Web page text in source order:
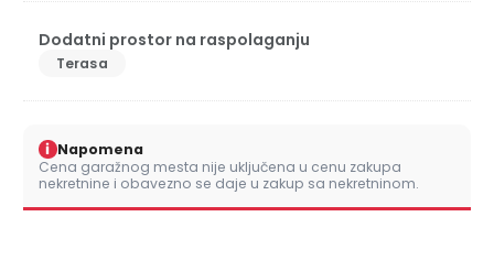
Dodatni prostor na raspolaganju
Terasa
i Napomena
Cena garažnog mesta nije uključena u cenu zakupa
nekretnine i obavezno se daje u zakup sa nekretninom.